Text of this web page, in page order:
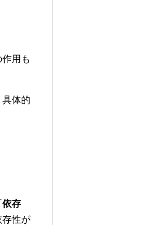
用も
体的
依存
存性が